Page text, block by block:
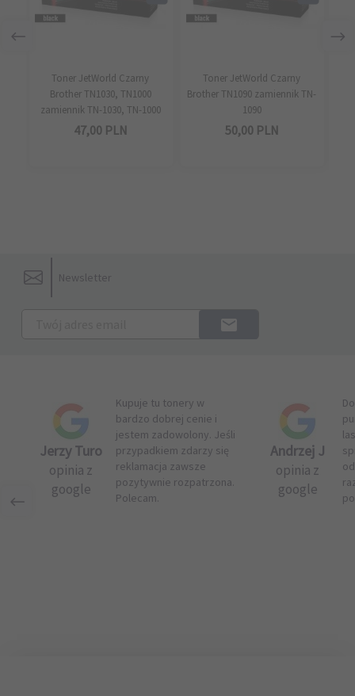
Toner JetWorld Czarny
Brother TN1030, TN1000
zamiennik TN-1030, TN-1000
47,00 PLN
Toner JetWorld Czarny
Brother TN1090 zamiennik TN-
1090
50,00 PLN
Newsletter
Jerzy Turo
opinia z
google
Kupuje tu tonery w
bardzo dobrej cenie i
jestem zadowolony. Jeśli
przypadkiem zdarzy się
reklamacja zawsze
pozytywnie rozpatrzona.
Polecam.
Andrzej J
opinia z
google